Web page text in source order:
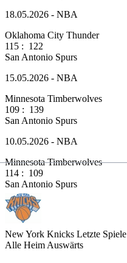
18.05.2026 - NBA
Oklahoma City Thunder
115 : 122
San Antonio Spurs
15.05.2026 - NBA
Minnesota Timberwolves
109 : 139
San Antonio Spurs
10.05.2026 - NBA
Minnesota Timberwolves
114 : 109
San Antonio Spurs
New York Knicks Letzte Spiele
Alle Heim Auswärts